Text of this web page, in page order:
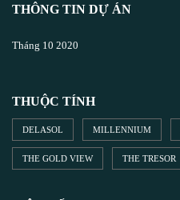
THÔNG TIN DỰ ÁN
Tháng 10 2020
THUỘC TÍNH
DELASOL MILLENNIUM
THE GOLD VIEW THE TRESOR